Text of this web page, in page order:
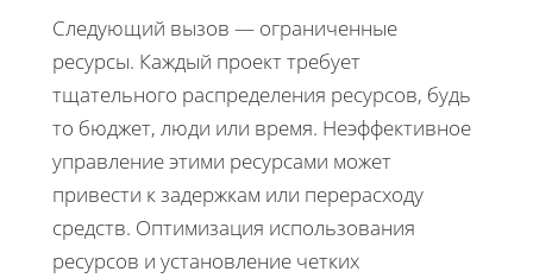
Следующий вызов — ограниченные
ресурсы. Каждый проект требует
тщательного распределения ресурсов, будь
то бюджет, люди или время. Неэффективное
управление этими ресурсами может
привести к задержкам или перерасходу
средств. Оптимизация использования
ресурсов и установление четких